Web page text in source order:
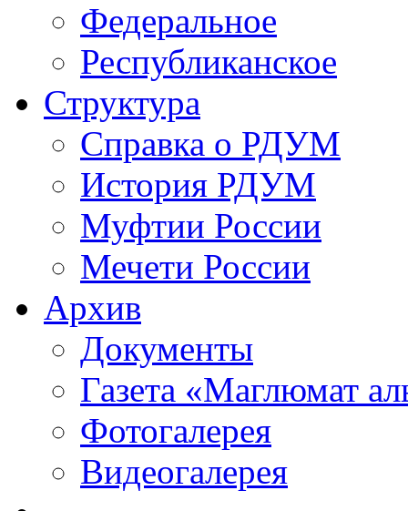
Федеральное
Республиканское
Структура
Справка о РДУМ
История РДУМ
Муфтии России
Мечети России
Архив
Документы
Газета «Маглюмат
Фотогалерея
Видеогалерея